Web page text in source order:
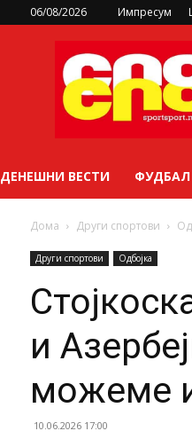
06/08/2026 Импресум
sportsport.mk
ДЕНЕШНИ ВЕСТИ ФУДБАЛ
Дома Други спортови
Други спортови Одбојка
и
можеме
10.06.2026 17:00